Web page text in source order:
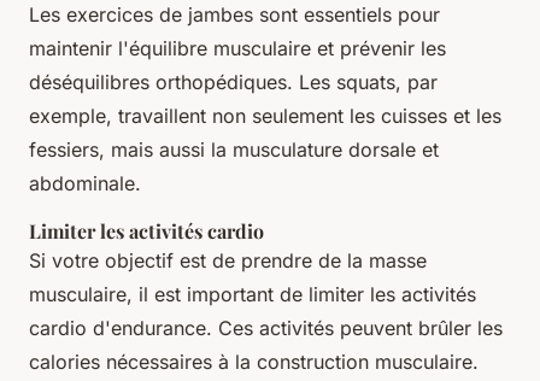
Les exercices de jambes sont essentiels pour
maintenir l'équilibre musculaire et prévenir les
déséquilibres orthopédiques. Les squats, par
exemple, travaillent non seulement les cuisses et les
fessiers, mais aussi la musculature dorsale et
abdominale.
Limiter les activités cardio
Si votre objectif est de prendre de la masse
musculaire, il est important de limiter les activités
cardio d'endurance. Ces activités peuvent brûler les
calories nécessaires à la construction musculaire.